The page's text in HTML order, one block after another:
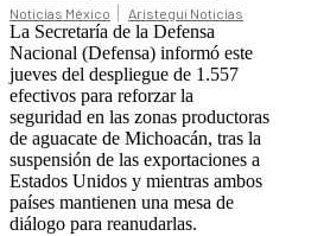
Noticias México Aristegui Noticias
La Secretaría de la Defensa
Nacional (Defensa) informó este
jueves del despliegue de 1.557
efectivos para reforzar la
seguridad en las zonas productoras
de aguacate de Michoacán, tras la
suspensión de las exportaciones a
Estados Unidos y mientras ambos
países mantienen una mesa de
diálogo para reanudarlas.